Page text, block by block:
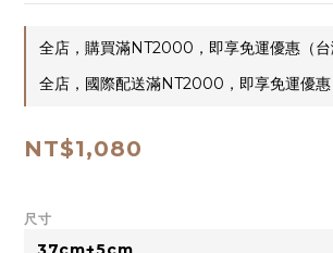
全店，購買滿NT2000，即享免運優惠（台
全店，國際配送滿NT2000，即享免運優惠
NT$1,080
尺寸